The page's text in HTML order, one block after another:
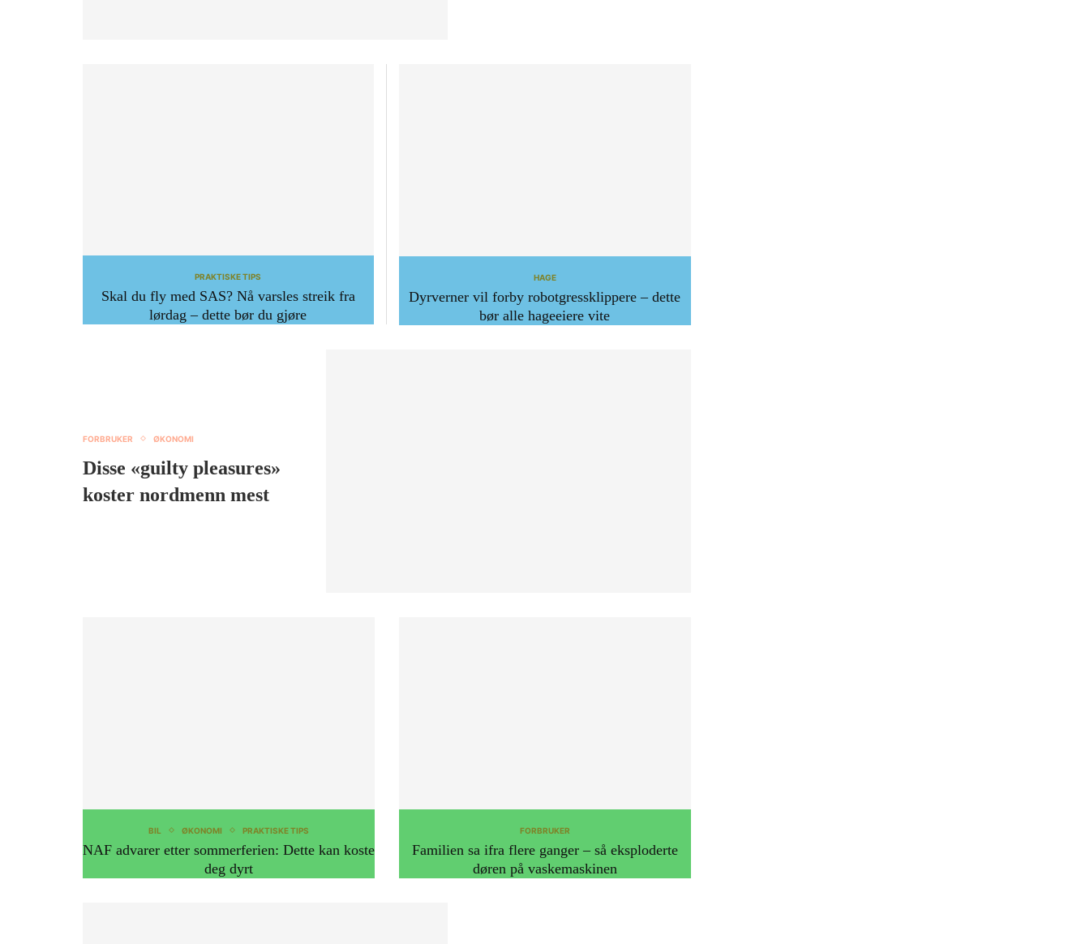
PRAKTISKE TIPS
Skal du fly med SAS? Nå varsles streik fra
lørdag – dette bør du gjøre
HAGE
Dyrverner vil forby robotgressklippere – dette
bør alle hageeiere vite
FORBRUKER ØKONOMI
Disse «guilty pleasures»
koster nordmenn mest
BIL ØKONOMI PRAKTISKE TIPS
NAF advarer etter sommerferien: Dette kan koste
deg dyrt
FORBRUKER
Familien sa ifra flere ganger – så eksploderte
døren på vaskemaskinen